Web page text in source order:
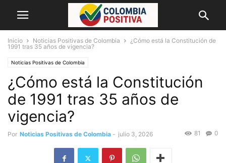
Inicio Noticias Positivas de Colombia
¿Cómo está la Constitución de
1991 tras 35 años de vigencia?
Noticias Positivas de Colombia
¿Cómo está la Constitución
de 1991 tras 35 años de
vigencia?
Por Noticias Positivas de Colombia - julio 3, 2026 0
81